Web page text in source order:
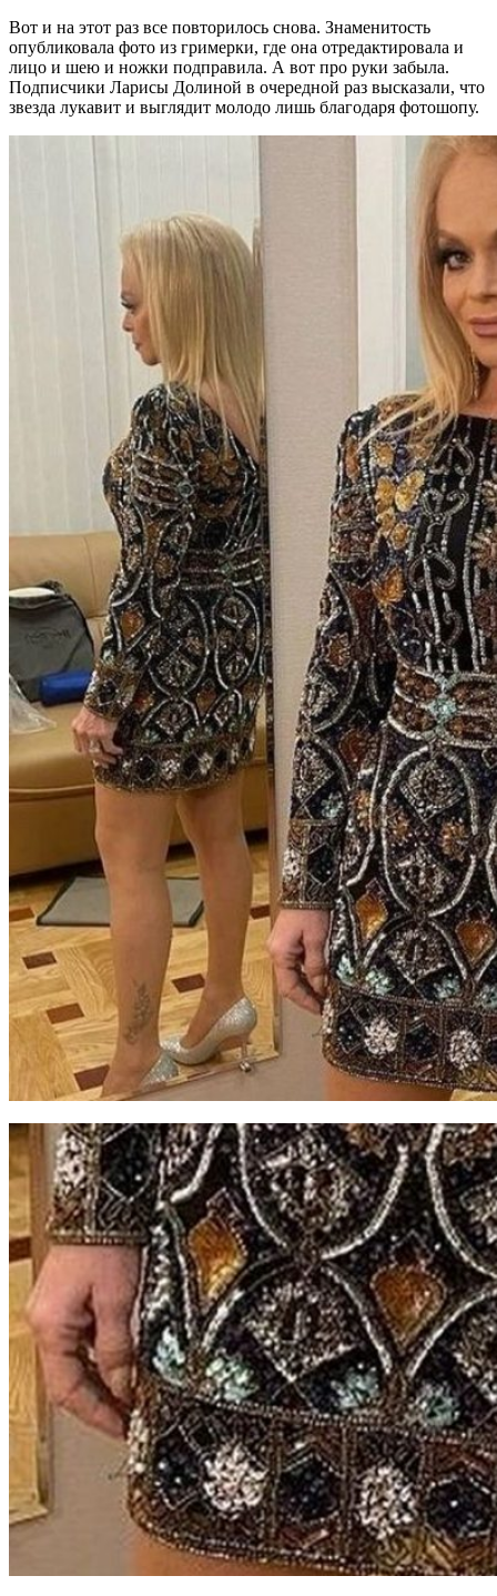
Вот и на этот раз все повторилось снова. Знаменитость
опубликовала фото из гримерки, где она отредактировала и
лицо и шею и ножки подправила. А вот про руки забыла.
Подписчики Ларисы Долиной в очередной раз высказали, что
звезда лукавит и выглядит молодо лишь благодаря фотошопу.